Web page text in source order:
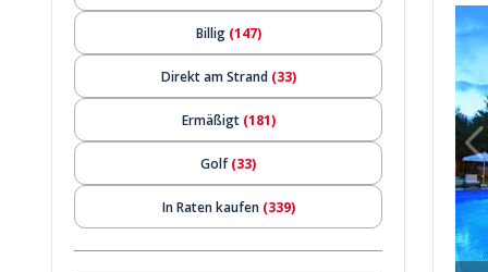
Billig (147)
Direkt am Strand (33)
Ermäßigt (181)
Golf(33)
In Raten kaufen (339)
Investition(465)
In Kas Kalkan 1 Möblierte Villa Mit Pools Und Großem Garten In Kas